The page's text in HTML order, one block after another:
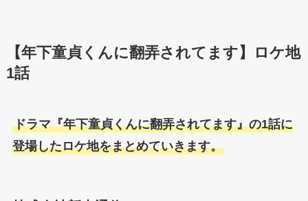
【年下童貞くんに翻弄されてます】ロケ地
1話
ドラマ『年下童貞くんに翻弄されてます』の1話に
登場したロケ地をまとめていきます。